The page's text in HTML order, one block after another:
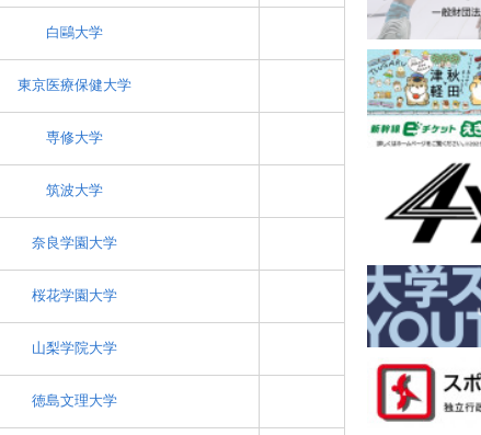
白鷗大学
東京医療保健大学
専修大学
筑波大学
奈良学園大学
桜花学園大学
山梨学院大学
徳島文理大学